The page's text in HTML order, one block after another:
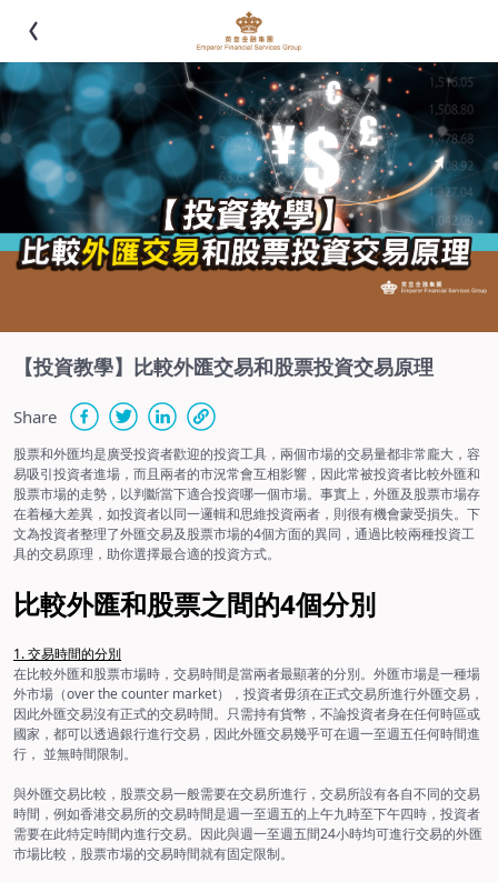
【投資教學】比較外匯交易和股票投資交易原理
Share
股票和外匯均是廣受投資者歡迎的投資工具，兩個市場的交易量都非常龐大，容
易吸引投資者進場，而且兩者的市況常會互相影響，因此常被投資者比較外匯和
股票市場的走勢，以判斷當下適合投資哪一個市場。事實上，外匯及股票市場存
在着極大差異，如投資者以同一邏輯和思維投資兩者，則很有機會蒙受損失。下
文為投資者整理了外匯交易及股票市場的4個方面的異同，通過比較兩種投資工
具的交易原理，助你選擇最合適的投資方式。
比較外匯和股票之間的4個分別
1. 交易時間的分別
在比較外匯和股票市場時，交易時間是當兩者最顯著的分別。外匯市場是一種場
外市場（over the counter market），投資者毋須在正式交易所進行外匯交易，
因此外匯交易沒有正式的交易時間。只需持有貨幣，不論投資者身在任何時區或
國家，都可以透過銀行進行交易，因此外匯交易幾乎可在週一至週五任何時間進
行， 並無時間限制。
與外匯交易比較，股票交易一般需要在交易所進行，交易所設有各自不同的交易
時間，例如香港交易所的交易時間是週一至週五的上午九時至下午四時，投資者
需要在此特定時間內進行交易。因此與週一至週五間24小時均可進行交易的外匯
市場比較，股票市場的交易時間就有固定限制。